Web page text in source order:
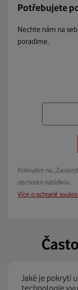
Potřebujete
Nechte nám na
poradíme.
Kliknutím na
obchodní nabídkou.
Více o ochraně
Jaké je pokrytí
technologie